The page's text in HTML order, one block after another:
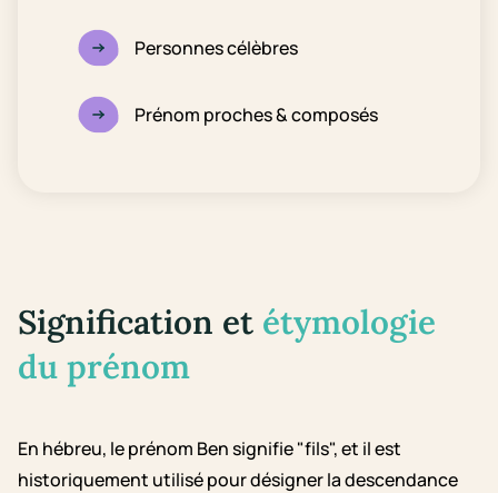
Personnes célèbres
Prénom proches & composés
Signification et étymologie
du prénom
En hébreu, le prénom Ben signifie "fils", et il est
historiquement utilisé pour désigner la descendance